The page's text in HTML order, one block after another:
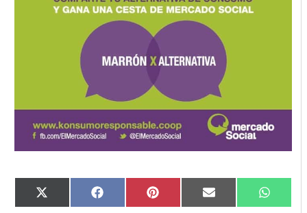
Compartir
en
X
(Twitter)
Compartir
en
Facebook Compartir
en
Pinterest Compartir
en
Email
en